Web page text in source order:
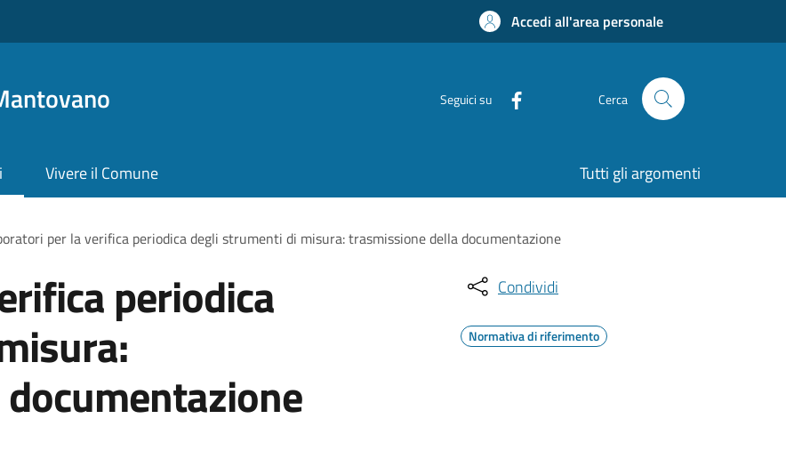
Accedi all'area personale
Seguici su Cerca
Vivere il Comune Tutti gli argomenti
per la verifica periodica degli strumenti di misura: trasmissione della documentazione
periodica Condividi
Normativa di riferimento